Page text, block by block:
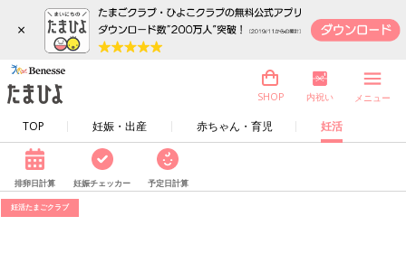
×
TOP 妊娠・出産 赤ちゃん・育児 妊活
SHOP 内祝い メニュー
排卵日計算 妊娠チェッカー 予定日計算
妊活たまごクラブ